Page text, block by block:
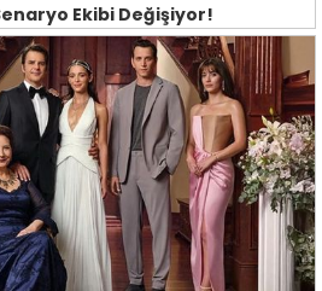
Ekibi Değişiyor!